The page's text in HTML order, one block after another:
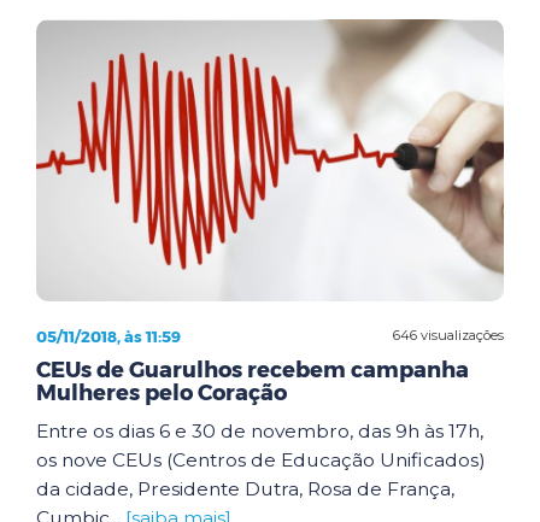
646 visualizações
05/11/2018, às 11:59
CEUs de Guarulhos recebem campanha
Mulheres pelo Coração
Entre os dias 6 e 30 de novembro, das 9h às 17h,
os nove CEUs (Centros de Educação Unificados)
da cidade, Presidente Dutra, Rosa de França,
Cumbic... [saiba mais]